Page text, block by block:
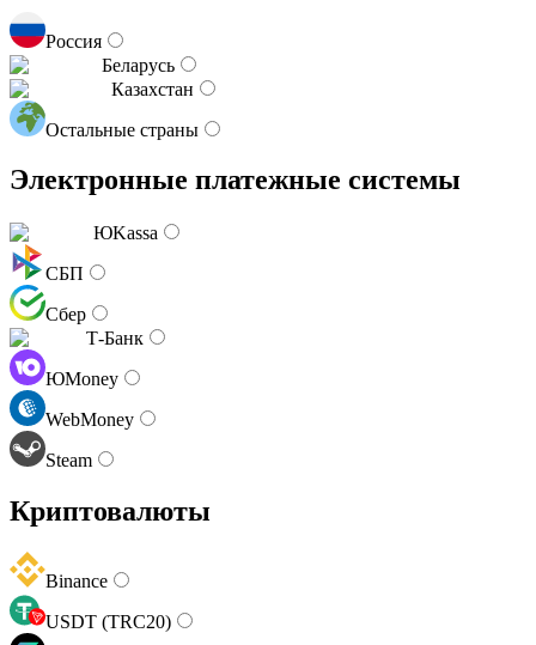
Россия
Беларусь
Казахстан
Остальные страны
Электронные платежные системы
ЮKassa
СБП
Сбер
Т-Банк
ЮMoney
WebMoney
Steam
Криптовалюты
Binance
USDT (TRC20)